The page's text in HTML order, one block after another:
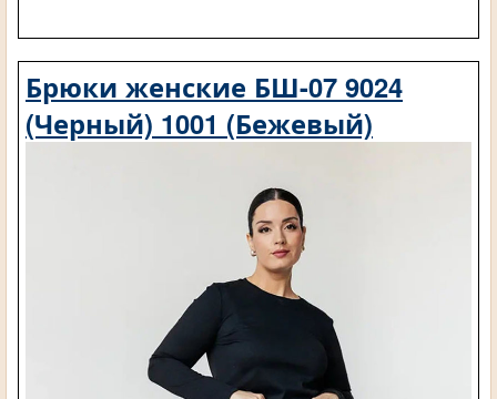
Брюки женские БШ-07 9024
(Черный) 1001 (Бежевый)